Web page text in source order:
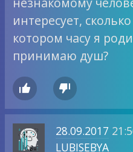
интересует,
котором часу я
принимаю душ?
 
28.09.2017
LUBISEBYA